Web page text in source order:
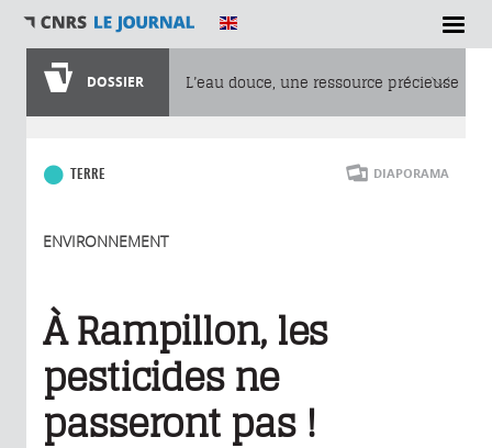
DOSSIER L’eau douce, une ressource précieuse
DIAPORAMA
TERRE
ENVIRONNEMENT
À Rampillon, les
pesticides ne
passeront pas !